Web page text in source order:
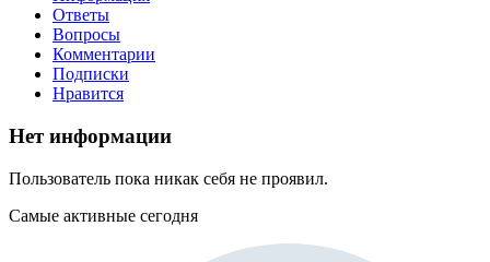
Ответы
Вопросы
Комментарии
Подписки
Нравится
Нет информации
Пользователь пока никак себя не проявил.
Самые активные сегодня